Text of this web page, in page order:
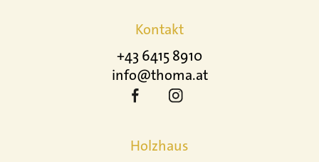
Kontakt
+43 6415 8910
info@thoma.at
Holzhaus